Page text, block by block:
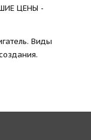
ЦЕНЫ -
Виды